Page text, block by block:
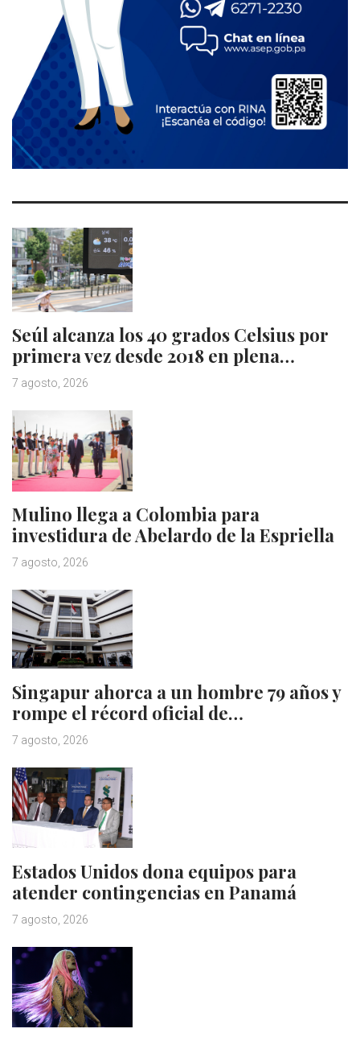
Seúl alcanza los 40 grados Celsius por
primera vez desde 2018 en plena…
7 agosto, 2026
Mulino llega a Colombia para
investidura de Abelardo de la Espriella
7 agosto, 2026
Singapur ahorca a un hombre 79 años y
rompe el récord oficial de…
7 agosto, 2026
Estados Unidos dona equipos para
atender contingencias en Panamá
7 agosto, 2026